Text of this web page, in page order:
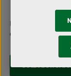
Berufliche
deiner Zukunft!
Jetzt